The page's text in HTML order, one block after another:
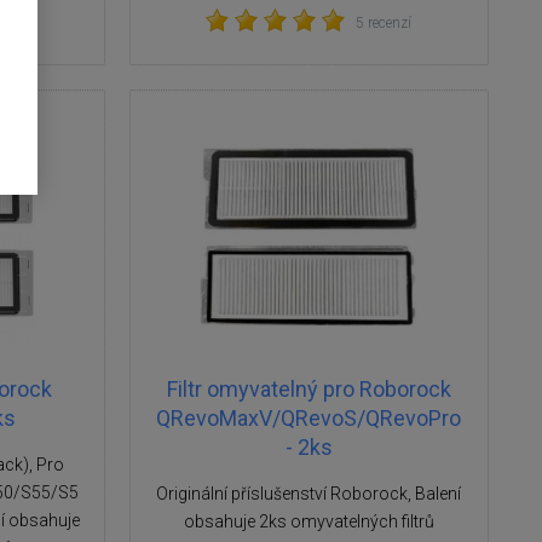
5 recenzí
Pro
S55/S5
obsahuje
Filtr omyvatelný pro Roborock
QRevoMaxV/QRevoS/QRevoPro
- 2ks
Originální příslušenství Roborock, Balení
obsahuje 2ks omyvatelných filtrů